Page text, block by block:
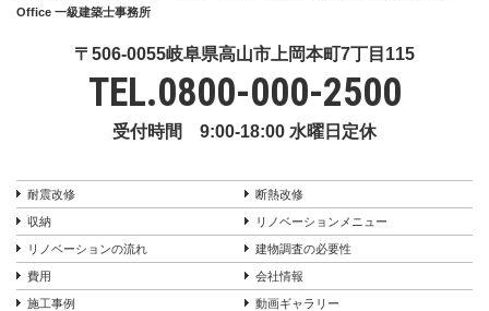
Office 一級建築士事務所
〒506-0055岐阜県高山市上岡本町7丁目115
TEL.0800-000-2500
受付時間 9:00-18:00 水曜日定休
耐震改修 断熱改修
収納 リノベーションメニュー
リノベーションの流れ 建物調査の必要性
費用 会社情報
施工事例 動画ギャラリー